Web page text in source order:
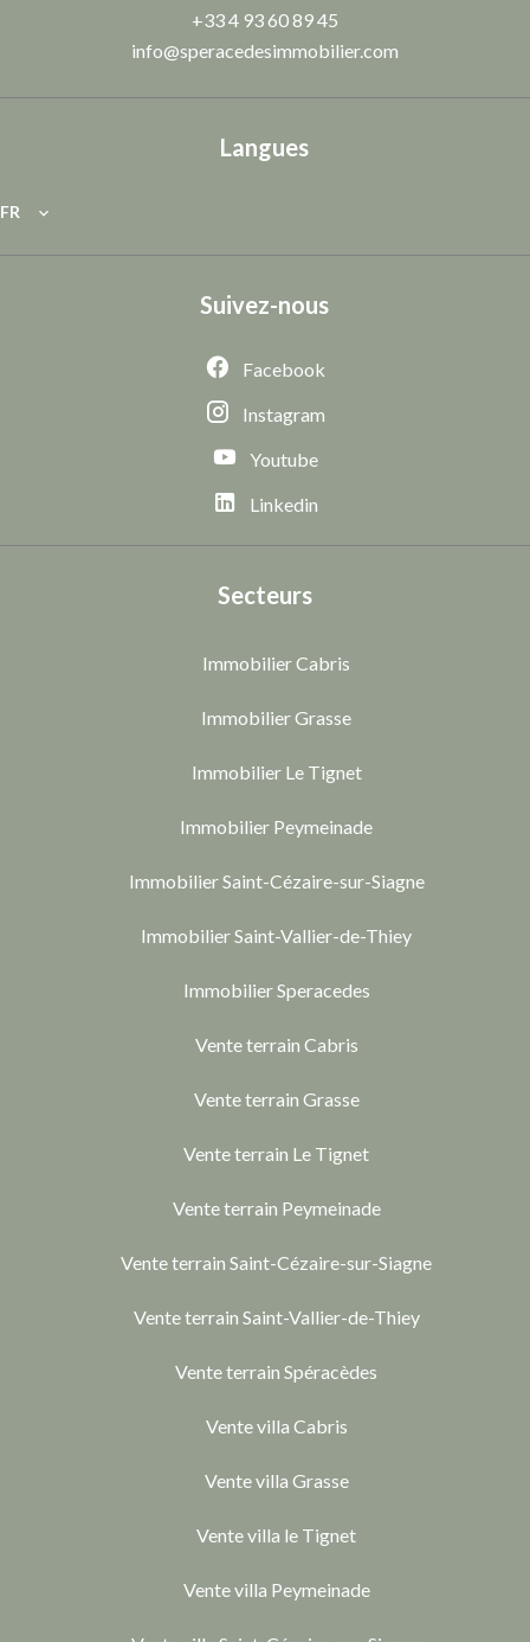
+33 4 93 60 89 45
info@speracedesimmobilier.com
Langues
FR
Suivez-nous
Facebook
Instagram
Youtube
Linkedin
Secteurs
Immobilier Cabris
Immobilier Grasse
Immobilier Le Tignet
Immobilier Peymeinade
Immobilier Saint-Cézaire-sur-Siagne
Immobilier Saint-Vallier-de-Thiey
Immobilier Speracedes
Vente terrain Cabris
Vente terrain Grasse
Vente terrain Le Tignet
Vente terrain Peymeinade
Vente terrain Saint-Cézaire-sur-Siagne
Vente terrain Saint-Vallier-de-Thiey
Vente terrain Spéracèdes
Vente villa Cabris
Vente villa Grasse
Vente villa le Tignet
Vente villa Peymeinade